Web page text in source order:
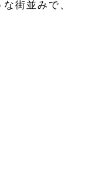
街並みで、